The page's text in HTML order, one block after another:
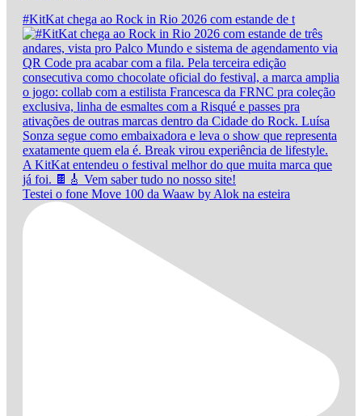
#KitKat chega ao Rock in Rio 2026 com estande de t
Testei o fone Move 100 da Waaw by Alok na esteira